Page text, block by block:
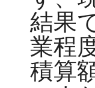
結果
業程
積算